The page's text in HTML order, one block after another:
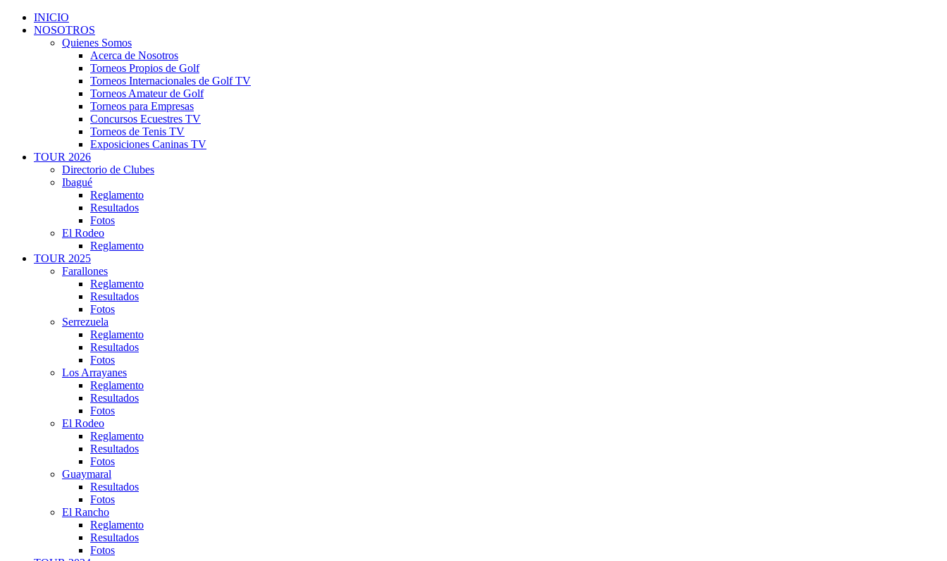
INICIO
NOSOTROS
Quienes Somos
Acerca de Nosotros
Torneos Propios de Golf
Torneos Internacionales de Golf TV
Torneos Amateur de Golf
Torneos para Empresas
Concursos Ecuestres TV
Torneos de Tenis TV
Exposiciones Caninas TV
TOUR 2026
Directorio de Clubes
Ibagué
Reglamento
Resultados
Fotos
El Rodeo
Reglamento
TOUR 2025
Farallones
Reglamento
Resultados
Fotos
Serrezuela
Reglamento
Resultados
Fotos
Los Arrayanes
Reglamento
Resultados
Fotos
El Rodeo
Reglamento
Resultados
Fotos
Guaymaral
Resultados
Fotos
El Rancho
Reglamento
Resultados
Fotos